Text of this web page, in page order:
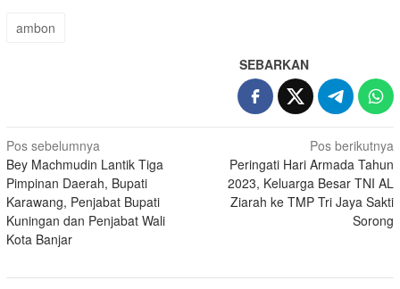
ambon
SEBARKAN
Navigasi
pos
Pos sebelumnya
Bey Machmudin Lantik Tiga
Pimpinan Daerah, Bupati
Karawang, Penjabat Bupati
Kuningan dan Penjabat Wali
Kota Banjar
Pos berikutnya
Peringati Hari Armada Tahun
2023, Keluarga Besar TNI AL
Ziarah ke TMP Tri Jaya Sakti
Sorong